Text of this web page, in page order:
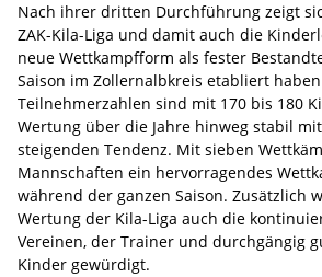
Nach ihrer dritten Durchführung zeigt
ZAK-Kila-Liga und damit auch die
neue Wettkampfform als fester
Saison im Zollernalbkreis etabliert
Teilnehmerzahlen sind mit 170 bis 180
Wertung über die Jahre hinweg stabil
steigenden Tendenz. Mit sieben
Mannschaften ein hervorragendes
während der ganzen Saison. Zusätzlich
Wertung der Kila-Liga auch die
Vereinen, der Trainer und durchgängig
Kinder gewürdigt.